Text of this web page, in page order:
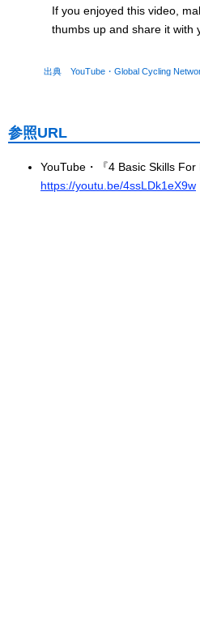
If you enjoyed this video,
thumbs up and share it with
出典 YouTube・Global Cycling
参照URL
YouTube・『4 Basic Skills For
https://youtu.be/4ssLDk1eX9w